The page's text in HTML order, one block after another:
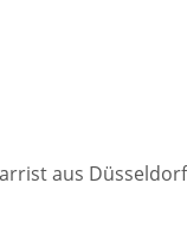
aus